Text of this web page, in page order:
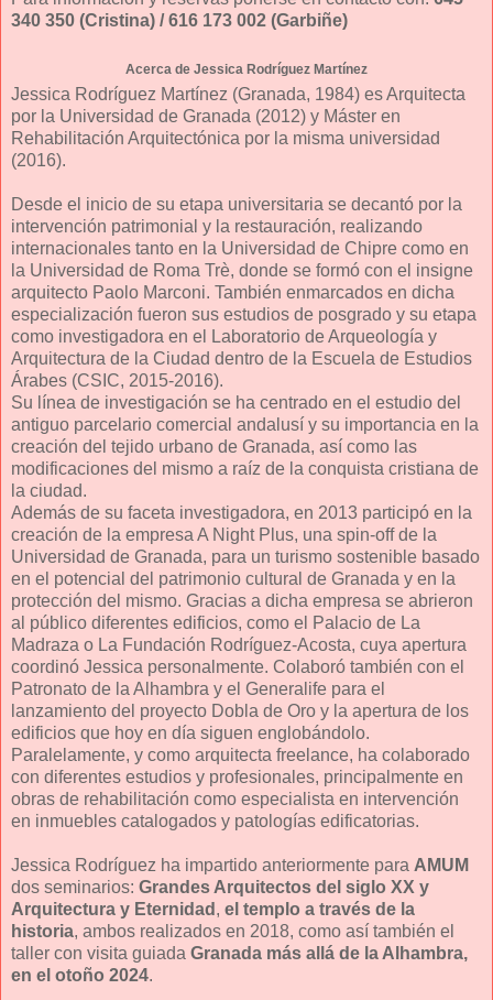
340 350 (Cristina) / 616 173 002 (Garbiñe)
Acerca de Jessica Rodríguez Martínez
Jessica Rodríguez Martínez (Granada, 1984) es Arquitecta
por la Universidad de Granada (2012) y Máster en
Rehabilitación Arquitectónica por la misma universidad
(2016).
Desde el inicio de su etapa universitaria se decantó por la
intervención patrimonial y la restauración, realizando
internacionales tanto en la Universidad de Chipre como en
la Universidad de Roma Trè, donde se formó con el insigne
arquitecto Paolo Marconi. También enmarcados en dicha
especialización fueron sus estudios de posgrado y su etapa
como investigadora en el Laboratorio de Arqueología y
Arquitectura de la Ciudad dentro de la Escuela de Estudios
Árabes (CSIC, 2015-2016).
Su línea de investigación se ha centrado en el estudio del
antiguo parcelario comercial andalusí y su importancia en la
creación del tejido urbano de Granada, así como las
modificaciones del mismo a raíz de la conquista cristiana de
la ciudad.
Además de su faceta investigadora, en 2013 participó en la
creación de la empresa A Night Plus, una spin-off de la
Universidad de Granada, para un turismo sostenible basado
en el potencial del patrimonio cultural de Granada y en la
protección del mismo. Gracias a dicha empresa se abrieron
al público diferentes edificios, como el Palacio de La
Madraza o La Fundación Rodríguez-Acosta, cuya apertura
coordinó Jessica personalmente. Colaboró también con el
Patronato de la Alhambra y el Generalife para el
lanzamiento del proyecto Dobla de Oro y la apertura de los
edificios que hoy en día siguen englobándolo.
Paralelamente, y como arquitecta freelance, ha colaborado
con diferentes estudios y profesionales, principalmente en
obras de rehabilitación como especialista en intervención
en inmuebles catalogados y patologías edificatorias.
Jessica Rodríguez ha impartido anteriormente para AMUM
dos seminarios: Grandes Arquitectos del siglo XX y
Arquitectura y Eternidad , el templo a través de la
historia, ambos realizados en 2018, como así también el
taller con visita guiada Granada más allá de la Alhambra,
en el otoño 2024.